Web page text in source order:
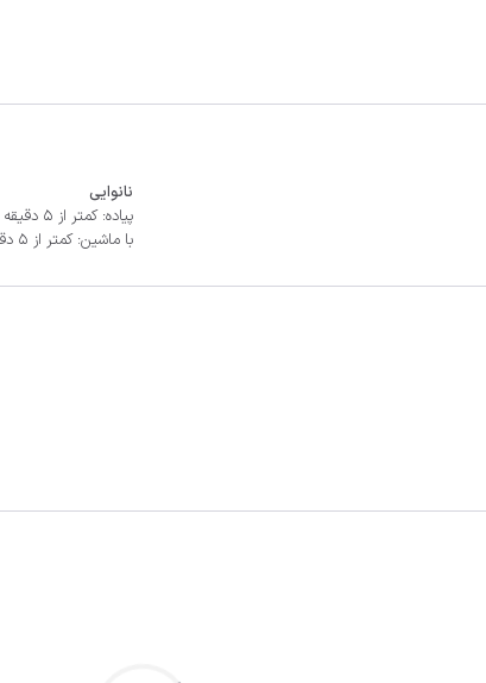
نانوایی
پیاده: کمتر از 5 دقیقه
با ماشین: کمتر از 5 دقیقه